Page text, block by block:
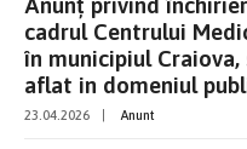
cadrul Centrului
în municipiul Craiova,
aflat in domeniul
23.04.2026 Anunt